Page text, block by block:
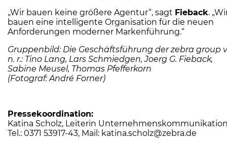
„Wir bauen keine größere Agentur“, sagt Fieback.
bauen eine intelligente Organisation für die neuen
Anforderungen moderner Markenführung.“
Gruppenbild: Die Geschäftsführung der zebra group
n. r.: Tino Lang, Lars Schmiedgen, Joerg G. Fieback,
Sabine Meusel, Thomas Pfefferkorn
(Fotograf: André Forner)
Pressekoordination:
Katina Scholz, Leiterin
Tel.: 0371 53917-43, Mail: katina.scholz@zebra.de